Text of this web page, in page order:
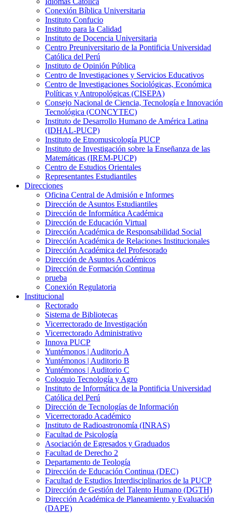
Conexión Bíblica Universitaria
Instituto Confucio
Instituto para la Calidad
Instituto de Docencia Universitaria
Centro Preuniversitario de la Pontificia Universidad
Católica del Perú
Instituto de Opinión Pública
Centro de Investigaciones y Servicios Educativos
Centro de Investigaciones Sociológicas, Económica
Políticas y Antropológicas (CISEPA)
Consejo Nacional de Ciencia, Tecnología e Innovación
Tecnológica (CONCYTEC)
Instituto de Desarrollo Humano de América Latina
(IDHAL-PUCP)
Instituto de Etnomusicología PUCP
Instituto de Investigación sobre la Enseñanza de las
Matemáticas (IREM-PUCP)
Centro de Estudios Orientales
Representantes Estudiantiles
Direcciones
Oficina Central de Admisión e Informes
Dirección de Asuntos Estudiantiles
Dirección de Informática Académica
Dirección de Educación Virtual
Dirección Académica de Responsabilidad Social
Dirección Académica de Relaciones Institucionales
Dirección Académica del Profesorado
Dirección de Asuntos Académicos
Dirección de Formación Continua
prueba
Conexión Regulatoria
Institucional
Rectorado
Sistema de Bibliotecas
Vicerrectorado de Investigación
Vicerrectorado Administrativo
Innova PUCP
Yuntémonos | Auditorio A
Yuntémonos | Auditorio B
Yuntémonos | Auditorio C
Coloquio Tecnología y Agro
Instituto de Informática de la Pontificia Universidad
Católica del Perú
Dirección de Tecnologías de Información
Vicerrectorado Académico
Instituto de Radioastronomía (INRAS)
Facultad de Psicología
Asociación de Egresados y Graduados
Facultad de Derecho 2
Departamento de Teología
Dirección de Educación Continua (DEC)
Facultad de Estudios Interdisciplinarios de la PUCP
Dirección de Gestión del Talento Humano (DGTH)
Dirección Académica de Planeamiento y Evaluación
(DAPE)